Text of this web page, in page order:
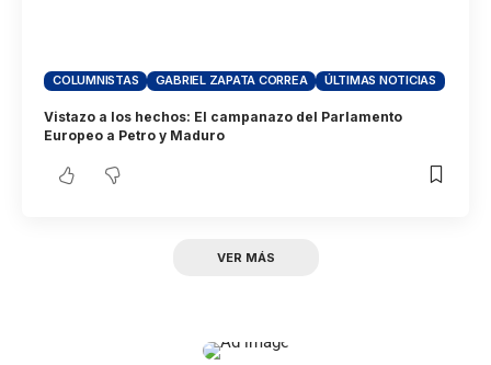
COLUMNISTAS GABRIEL ZAPATA CORREA ÚLTIMAS NOTICIAS
Vistazo a los hechos: El campanazo del Parlamento
Europeo a Petro y Maduro
VER MÁS